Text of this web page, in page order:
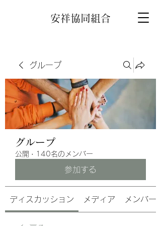
安祥協同組合
グループ
グループ
公開 · 140名のメンバー
参加する
ディスカッション メディア メンバー